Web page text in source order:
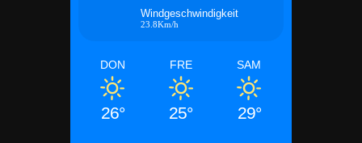
Windgeschwindigkeit
23.8Km/h
DON
26°
FRE
25°
SAM
29°